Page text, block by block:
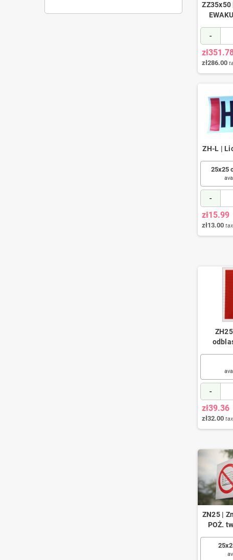
ZZ35x50
-
zł286.00
ZH-L |
25x25
-
zł15.99
zł13.00
-
zł39.36
zł32.00
ZN25 |
POŻ.